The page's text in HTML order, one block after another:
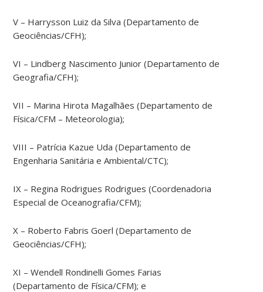
V – Harrysson Luiz da Silva (Departamento de
Geociências/CFH);
VI – Lindberg Nascimento Junior (Departamento de
Geografia/CFH);
VII – Marina Hirota Magalhães (Departamento de
Física/CFM – Meteorologia);
VIII – Patrícia Kazue Uda (Departamento de
Engenharia Sanitária e Ambiental/CTC);
IX – Regina Rodrigues Rodrigues (Coordenadoria
Especial de Oceanografia/CFM);
X – Roberto Fabris Goerl (Departamento de
Geociências/CFH);
XI – Wendell Rondinelli Gomes Farias
(Departamento de Física/CFM); e